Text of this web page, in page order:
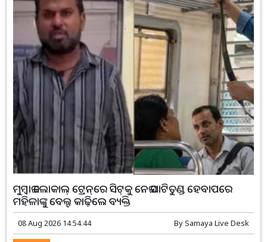
ମୁମ୍ବାଇ ଲୋକାଲ୍‌ ଟ୍ରେନ୍‌ରେ ସିଟ୍‌କୁ ନେଇ ପାଟିତୁଣ୍ଡ ହେବାପରେ
ମହିଳାଙ୍କୁ ବେଲ୍ଟ କାଢ଼ିଲେ ବ୍ୟକ୍ତି
08 Aug 2026 14:54:44 BySamaya Live Desk